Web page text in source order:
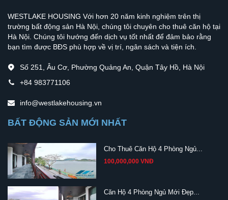
WESTLAKE HOUSING Với hơn 20 năm kinh nghiệm trên thị
trường bất động sản Hà Nội, chúng tôi chuyên cho thuê căn hộ tại
Hà Nội. Chúng tôi hướng đến dịch vụ tốt nhất để đảm bảo rằng
bạn tìm được BĐS phù hợp về vị trí, ngân sách và tiện ích.
Số 251, Âu Cơ, Phường Quảng An, Quận Tây Hồ, Hà Nội
+84 983771106
info@westlakehousing.vn
BẤT ĐỘNG SẢN MỚI NHẤT
Cho Thuê Căn Hộ 4 Phòng Ngủ...
100,000,000 VNĐ
Căn Hộ 4 Phòng Ngủ Mới Đẹp...